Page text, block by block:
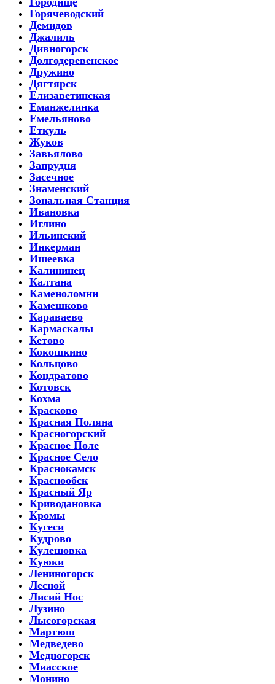
Горячеводский
Демидов
Джалиль
Дивногорск
Долгодеревенское
Дружино
Дягтярск
Елизаветинская
Еманжелинка
Емельяново
Еткуль
Жуков
Завьялово
Запрудня
Засечное
Знаменский
Зональная Станция
Ивановка
Иглино
Ильинский
Инкерман
Ишеевка
Калининец
Калтана
Каменоломни
Камешково
Караваево
Кармаскалы
Кетово
Кокошкино
Кольцово
Кондратово
Котовск
Кохма
Красково
Красная Поляна
Красногорский
Красное Поле
Красное Село
Краснокамск
Краснообск
Красный Яр
Криводановка
Кромы
Кугеси
Кудрово
Кулешовка
Куюки
Лениногорск
Лесной
Лисий Нос
Лузино
Лысогорская
Мартюш
Медведево
Медногорск
Миасское
Монино